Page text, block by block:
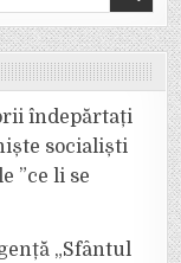
îndepărtați
socialiști
”ce li se
„Sfântul